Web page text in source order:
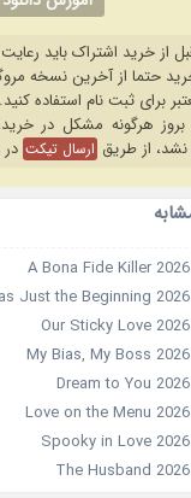
از خرید اشتراک باید
از طریق ارسال تیکت در